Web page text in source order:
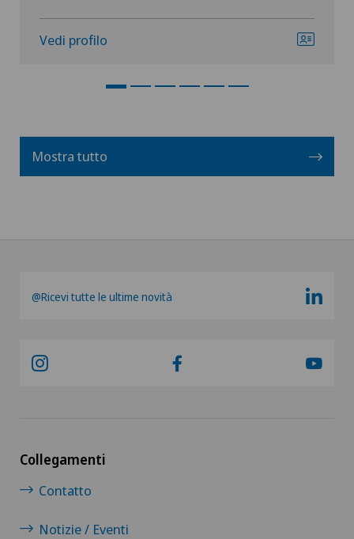
Vedi profilo
Mostra tutto
@Ricevi tutte le ultime novità
Collegamenti
Contatto
Notizie / Eventi